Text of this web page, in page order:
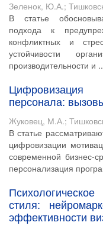
Зеленок, Ю.А.;
В статье
подхода к
конфликтных и
устойчивости
производительности и
персонала:
Жуковец, М.А.;
В статье
цифровизации
современной бизнес-
персонализация
стиля:
эффективности